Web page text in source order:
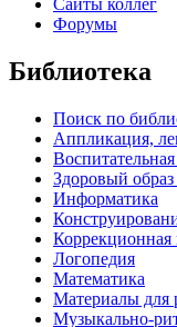
Форумы
Библиотека
Поиск по
Аппликация,
Воспитательная
Здоровый
Информатика
Коррекционная
Логопедия
Математика
Материалы для
Музыкально-